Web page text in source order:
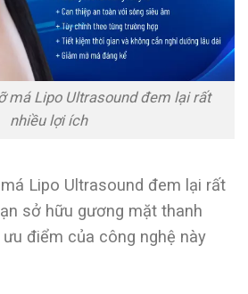
má Lipo Ultrasound đem lại rất
nhiều lợi ích
Lipo Ultrasound đem lại rất
sở hữu gương mặt thanh
điểm của công nghệ này